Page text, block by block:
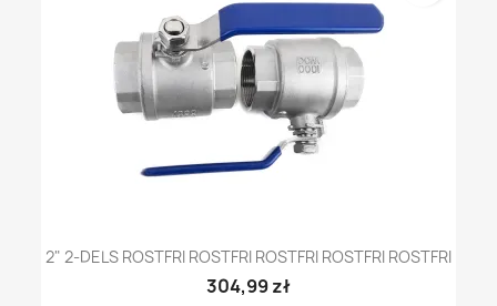
2" 2-DELS ROSTFRI ROSTFRI ROSTFRI ROSTFRI ROSTFRI
304,99 zł